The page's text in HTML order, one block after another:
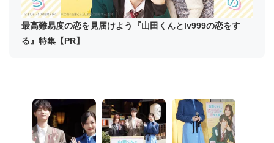
最高難易度の恋を見届けよう『山田くんとlv999の恋をす
る』特集【PR】